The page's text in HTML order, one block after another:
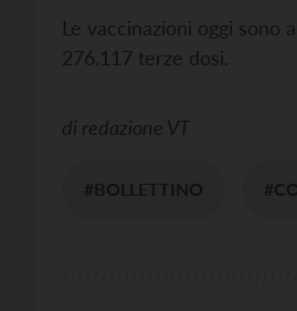
Le vaccinazioni oggi sono
276.117 terze dosi.
di redazione VT
#BOLLETTINO